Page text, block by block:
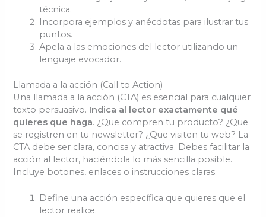
técnica.
Incorpora ejemplos y anécdotas para ilustrar tus
puntos.
Apela a las emociones del lector utilizando un
lenguaje evocador.
Llamada a la acción (Call to Action)
Una llamada a la acción (CTA) es esencial para cualquier
texto persuasivo. Indica al lector exactamente qué
quieres que haga. ¿Que compren tu producto? ¿Que
se registren en tu newsletter? ¿Que visiten tu web? La
CTA debe ser clara, concisa y atractiva. Debes facilitar la
acción al lector, haciéndola lo más sencilla posible.
Incluye botones, enlaces o instrucciones claras.
Define una acción específica que quieres que el
lector realice.